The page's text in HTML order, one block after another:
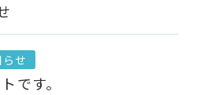
せ
です。